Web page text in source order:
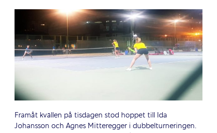
Framåt kvällen på tisdagen stod hoppet till Ida
Johansson och Agnes Mitteregger i dubbelturneringen.